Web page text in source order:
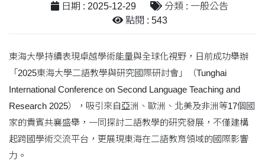
日期 : 2025-12-29
分類 : 一般公告
點閱 : 543
東海大學持續表現卓越學術能量與全球化視野，日前成功舉辦
「2025東海大學二語教學與研究國際研討會」（Tunghai
International Conference on Second Language Teaching and
Research 2025），吸引來自亞洲、歐洲、北美及非洲等17個國
家的貴賓共襄盛舉，一同探討二語教學的研究發展，不僅建構
起跨國學術交流平台，更展現東海在二語教育領域的國際影響
力。